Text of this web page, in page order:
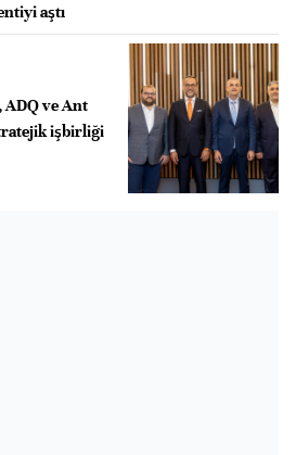
aştı
ve Ant
işbirliği